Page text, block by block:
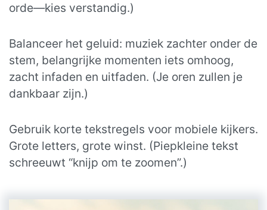
orde—kies verstandig.)
Balanceer het geluid: muziek zachter onder de
stem, belangrijke momenten iets omhoog,
zacht infaden en uitfaden. (Je oren zullen je
dankbaar zijn.)
Gebruik korte tekstregels voor mobiele kijkers.
Grote letters, grote winst. (Piepkleine tekst
schreeuwt “knijp om te zoomen”.)